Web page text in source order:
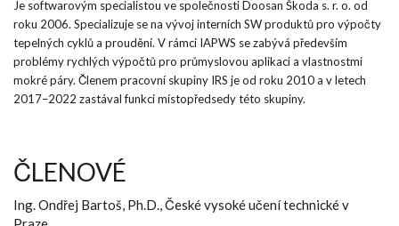
Je softwarovým specialistou ve společnosti Doosan Škoda s. r. o. od
roku 2006. Specializuje se na vývoj interních SW produktů pro výpočty
tepelných cyklů a proudění. V rámci IAPWS se zabývá především
problémy rychlých výpočtů pro průmyslovou aplikaci a vlastnostmi
mokré páry. Členem pracovní skupiny IRS je od roku 2010 a v letech
2017–2022 zastával funkci místopředsedy této skupiny.
ČLENOVÉ
Ing. Ondřej Bartoš, Ph.D., České vysoké učení technické v